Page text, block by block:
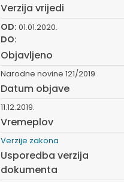
Verzija vrijedi
OD: 01.01.2020.
DO:
Objavljeno
Narodne novine 121/2019
Datum objave
11.12.2019.
Vremeplov
Verzije zakona
Usporedba verzija
dokumenta